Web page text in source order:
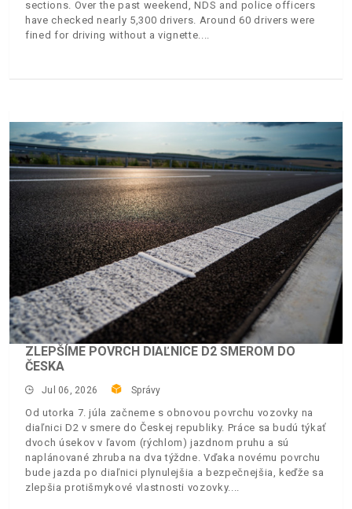
sections. Over the past weekend, NDS and police officers
have checked nearly 5,300 drivers. Around 60 drivers were
fined for driving without a vignette.
ZLEPŠÍME POVRCH DIAĽNICE D2 SMEROM DO
ČESKA
Jul 06, 2026 Správy
Od utorka 7. júla začneme s obnovou povrchu vozovky na
diaľnici D2 v smere do Českej republiky. Práce sa budú týkať
dvoch úsekov v ľavom (rýchlom) jazdnom pruhu a sú
naplánované zhruba na dva týždne. Vďaka novému povrchu
bude jazda po diaľnici plynulejšia a bezpečnejšia, keďže sa
zlepšia protišmykové vlastnosti vozovky.